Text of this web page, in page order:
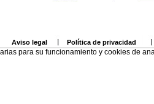
Aviso legal Política de privacidad
para su funcionamiento y cookies de